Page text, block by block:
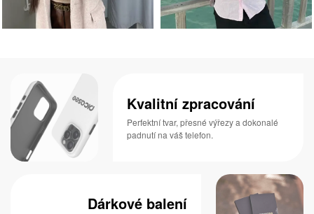
Kvalitní zpracování
Perfektní tvar, přesné výřezy a dokonalé
padnutí na váš telefon.
Dárkové balení